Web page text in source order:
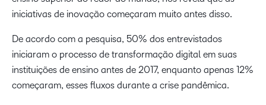
iniciativas de inovação começaram muito antes disso.
De acordo com a pesquisa, 50% dos entrevistados
iniciaram o processo de transformação digital em suas
instituições de ensino antes de 2017, enquanto apenas 12%
começaram, esses fluxos durante a crise pandêmica.